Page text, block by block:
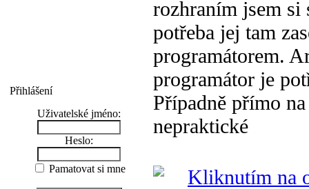
Přihlášení
Uživatelské jméno:
Heslo:
Pamatovat si mne
rozhraním jsem si
potřeba jej tam
programátorem.
programátor je
Případně přímo
nepraktické